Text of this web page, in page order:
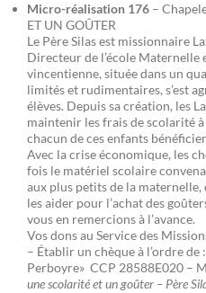
Micro-réalisation 176 –
ET UN GOÛTER
Le Père Silas est missionnaire
Directeur de l’école Maternelle
vincentienne, située dans un
limités et rudimentaires, s’est
élèves. Depuis sa création, les
maintenir les frais de scolarité
chacun de ces enfants
Avec la crise économique, les
fois le matériel scolaire
aux plus petits de la
les aider pour l’achat des
vous en remercions à l’avance.
Vos dons au Service des
– Établir un chèque à l’ordre
Perboyre» CCP 28588E020 –
une scolarité et un goûter – Père